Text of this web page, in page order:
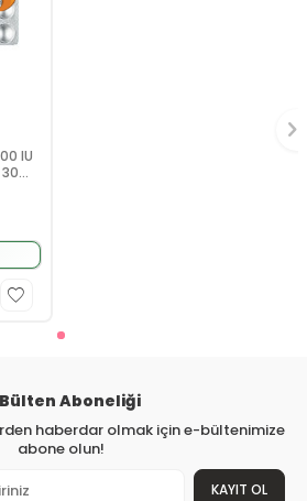
IU
Aboneliği
haberdar olmak için e-bültenimize
abone olun!
KAYIT OL